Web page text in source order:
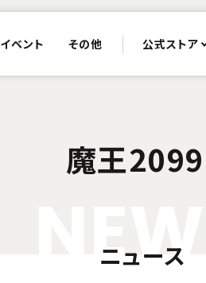
イベント その他 公式ストア
魔王2099
EW
ニュース